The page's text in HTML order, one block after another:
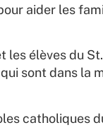
aider les
élèves du
sont dans la
catholiques